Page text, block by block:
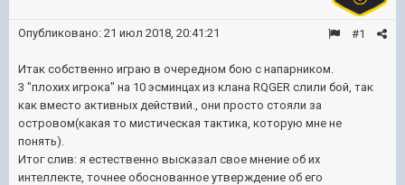
#1
Опубликовано: 21 июл 2018, 20:41:21
Итак собственно играю в очередном бою с напарником.
3 "плохих игрока" на 10 эсминцах из клана RQGER слили бой, так
как вместо активных действий., они просто стояли за
островом(какая то мистическая тактика, которую мне не
понять).
Итог слив: я естественно высказал свое мнение об их
интеллекте, точнее обоснованное утверждение об его